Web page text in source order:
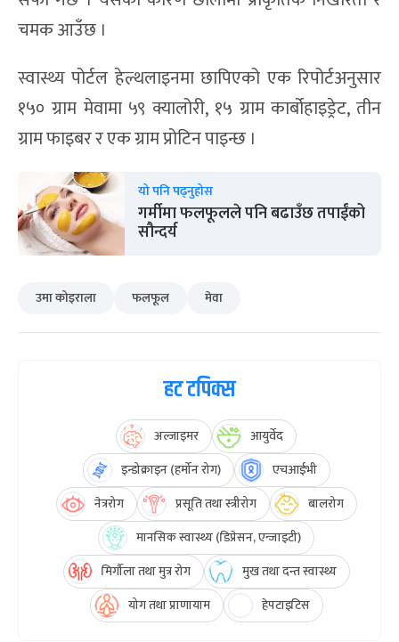
चमक आउँछ ।
स्वास्थ्य पोर्टल हेल्थलाइनमा छापिएको एक रिपोर्टअनुसार
१५० ग्राम मेवामा ५९ क्यालोरी, १५ ग्राम कार्बोहाइड्रेट, तीन
ग्राम फाइबर र एक ग्राम प्रोटिन पाइन्छ ।
यो पनि पढ्नुहोस
गर्मीमा फलफूलले पनि बढाउँछ तपाईंको
सौन्दर्य
उमा कोइराला फलफूल मेवा
हट टपिक्स
अल्जाइमर
आयुर्वेद
इन्डोक्राइन (हर्मोन रोग)
एचआईभी
नेत्ररोग
प्रसूति तथा स्त्रीरोग
बालरोग
मानसिक स्वास्थ्य (डिप्रेसन, एन्जाइटी)
मिर्गौला तथा मुत्र रोग
मुख तथा दन्त स्वास्थ्य
योग तथा प्राणायाम
हेपटाइटिस